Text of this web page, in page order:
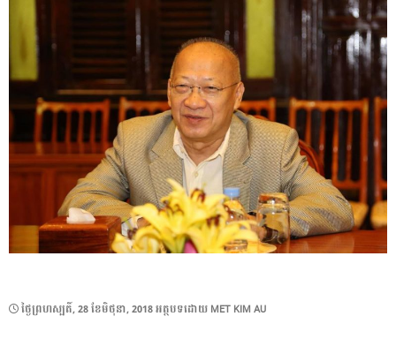
POSTED
ថ្ងៃ​ព្រហស្បតិ៍, 28 ខែ​មិថុនា, 2018អត្ថបទដោយ MET KIM AU